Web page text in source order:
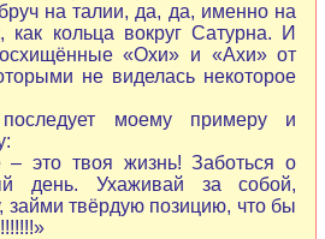
на талии, да, да, именно на
как кольца вокруг Сатурна. И
«Охи» и «Ахи» от
не виделась некоторое
моему примеру и
– это твоя жизнь! Заботься о
день. Ухаживай за собой,
твёрдую позицию, что бы